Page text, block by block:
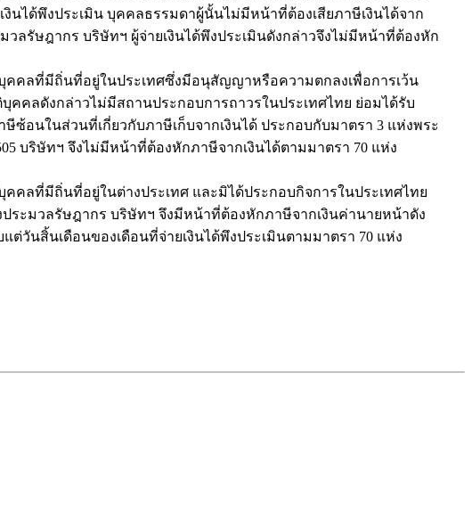
นได้พึงประเมิน บุคคลธรรมดาผู้นั้นไม่มีหน้าที่ต้องเสียภาษีเงินได้จาก
วลรัษฎากร บริษัทฯ ผู้จ่ายเงินได้พึงประเมินดังกล่าวจึงไม่มีหน้าที่ต้องหัก
ลที่มีถิ่นที่อยู่ในประเทศซึ่งมีอนุสัญญาหรือความตกลงเพื่อการเว้น
คคลดังกล่าวไม่มีสถานประกอบการถาวรในประเทศไทย ย่อมได้รับ
ซ้อนในส่วนที่เกี่ยวกับภาษีเก็บจากเงินได้ ประกอบกับมาตรา 3 แห่งพระ
บริษัทฯ จึงไม่มีหน้าที่ต้องหักภาษีจากเงินได้ตามมาตรา 70 แห่ง
ลที่มีถิ่นที่อยู่ในต่างประเทศ และมิได้ประกอบกิจการในประเทศไทย
ประมวลรัษฎากร บริษัทฯ จึงมีหน้าที่ต้องหักภาษีจากเงินค่านายหน้าดัง
วันสิ้นเดือนของเดือนที่จ่ายเงินได้พึงประเมินตามมาตรา 70 แห่ง